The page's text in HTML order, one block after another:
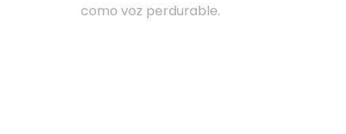
como voz perdurable.